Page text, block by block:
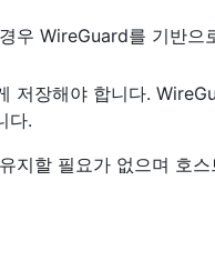
우 WireGuard를 기반으
저장해야 합니다.
다.
지할 필요가 없으며 호스